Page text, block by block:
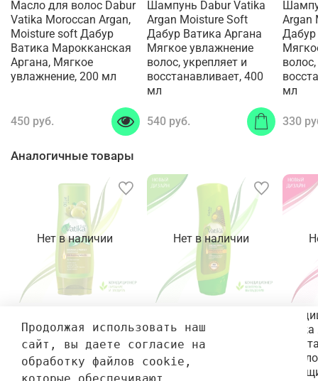
Масло для волос Dabur
Vatika Moroccan Argan,
Moisture soft Дабур
Ватика Марокканская
Аргана, Мягкое
увлажнение, 200 мл
450 руб.
Шампунь Dabur Vatika
Argan Moisture Soft
Дабур Ватика Аргана
Мягкое увлажнение
волос, укрепляет и
восстанавливает, 400
мл
540 руб.
Argan
Дабур
мл
330
Аналогичные товары
Нет в наличии
Dabur Vatika Олива, хна,
миндаль Питание,
защита и увлажнение
Нет в наличии
Vatika Cactus, Garlic,
Gergir Hair Fall Control
Дабур Ватика Кактус,
для
Продолжая использовать наш
сайт, вы даете согласие на
обработку файлов cookie,